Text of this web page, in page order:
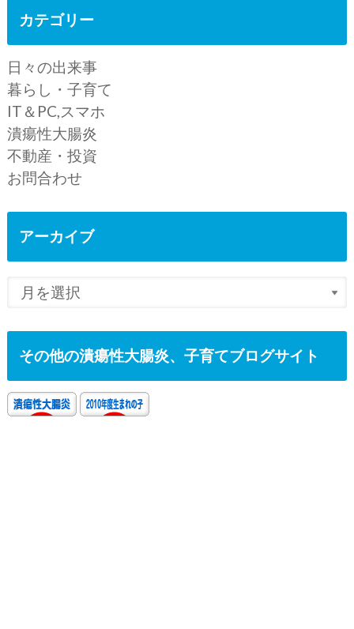
カテゴリー
日々の出来事
暮らし・子育て
IT＆PC,スマホ
潰瘍性大腸炎
不動産・投資
お問合わせ
アーカイブ
その他の潰瘍性大腸炎、子育てブログサイト